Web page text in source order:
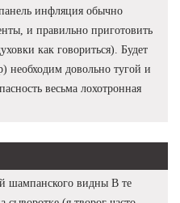
инфляция обычно
и правильно приготовить
как говориться). Будет
необходим довольно тугой и
весьма лохотронная
шампанского видны В те